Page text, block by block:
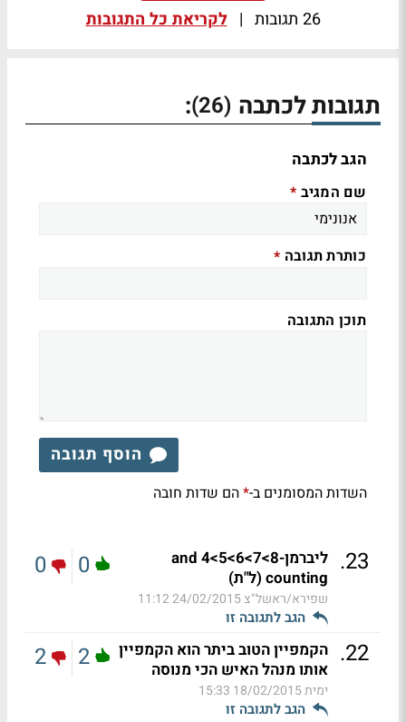
26 תגובות | לקריאת כל התגובות
תגובות לכתבה (26)
:
הגב לכתבה
שם המגיב *
כותרת תגובה *
תוכן התגובה
הוסף תגובה
השדות המסומנים ב-*הם שדות חובה
23
.
ליברמן-8>7>6>5>4 and
counting (ל"ת)
שפירא/ראשל"צ24/02/2015 11:12
הגב לתגובה זו
0
0
22
. הקמפיין הטוב ביתר הוא הקמפיין
אותו מנהל האיש הכי מנוסה
ימית18/02/2015 15:33
הגב לתגובה זו
2
2